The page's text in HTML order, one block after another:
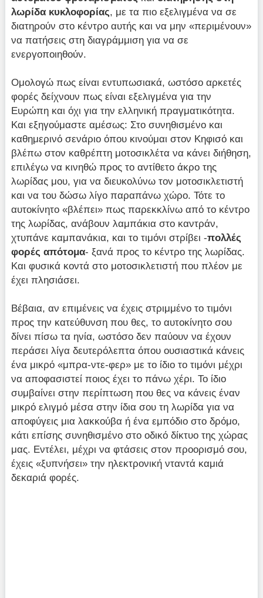
λωρίδα κυκλοφορίας, με τα πιο εξελιγμένα να σε
διατηρούν στο κέντρο αυτής και να μην «περιμένουν»
να πατήσεις στη διαγράμμιση για να σε
ενεργοποιηθούν.
Ομολογώ πως είναι εντυπωσιακά, ωστόσο αρκετές
φορές δείχνουν πως είναι εξελιγμένα για την
Ευρώπη και όχι για την ελληνική πραγματικότητα.
Και εξηγούμαστε αμέσως: Στο συνηθισμένο και
καθημερινό σενάριο όπου κινούμαι στον Κηφισό και
βλέπω στον καθρέπτη μοτοσικλέτα να κάνει διήθηση,
επιλέγω να κινηθώ προς το αντίθετο άκρο της
λωρίδας μου, για να διευκολύνω τον μοτοσικλετιστή
και να του δώσω λίγο παραπάνω χώρο. Τότε το
αυτοκίνητο «βλέπει» πως παρεκκλίνω από το κέντρο
της λωρίδας, ανάβουν λαμπάκια στο καντράν,
χτυπάνε καμπανάκια, και το τιμόνι στρίβει -πολλές
φορές απότομα- ξανά προς το κέντρο της λωρίδας.
Και φυσικά κοντά στο μοτοσικλετιστή που πλέον με
έχει πλησιάσει.
Βέβαια, αν επιμένεις να έχεις στριμμένο το τιμόνι
προς την κατεύθυνση που θες, το αυτοκίνητο σου
δίνει πίσω τα ηνία, ωστόσο δεν παύουν να έχουν
περάσει λίγα δευτερόλεπτα όπου ουσιαστικά κάνεις
ένα μικρό «μπρα-ντε-φερ» με το ίδιο το τιμόνι μέχρι
να αποφασιστεί ποιος έχει το πάνω χέρι. Το ίδιο
συμβαίνει στην περίπτωση που θες να κάνεις έναν
μικρό ελιγμό μέσα στην ίδια σου τη λωρίδα για να
αποφύγεις μια λακκούβα ή ένα εμπόδιο στο δρόμο,
κάτι επίσης συνηθισμένο στο οδικό δίκτυο της χώρας
μας. Εντέλει, μέχρι να φτάσεις στον προορισμό σου,
έχεις «ξυπνήσει» την ηλεκτρονική νταντά καμιά
δεκαριά φορές.